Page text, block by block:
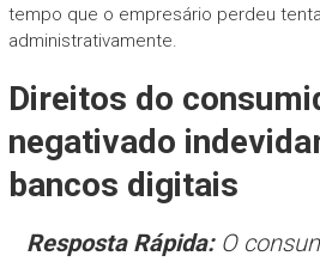
tempo que o empresário perdeu
administrativamente.
Direitos do
negativado
bancos digitais
Resposta Rápida:O